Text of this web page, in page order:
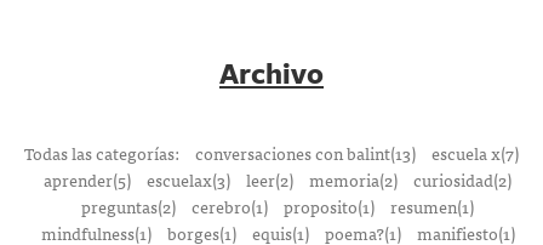
Archivo
Todas las categorías: conversaciones con balint(13) escuela x(7)
aprender(5) escuelax(3) leer(2) memoria(2) curiosidad(2)
preguntas(2) cerebro(1) proposito(1) resumen(1)
mindfulness(1)
borges(1) equis(1) poema?(1)
manifiesto(1)